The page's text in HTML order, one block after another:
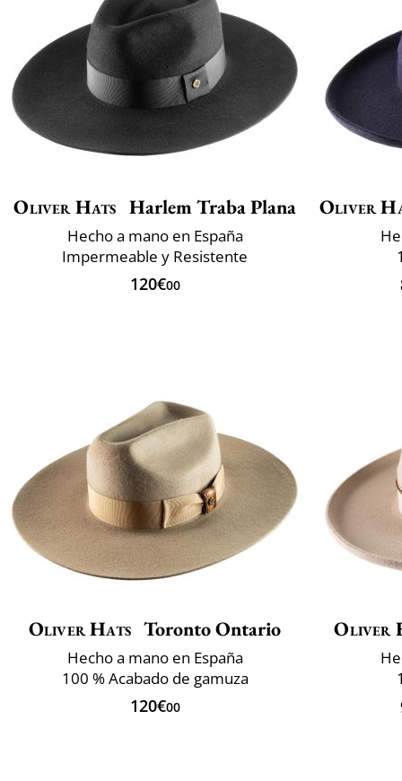
Oliver Hats Harlem Traba Plana
Hecho a mano en España
Impermeable y Resistente
120€00
Oliver
Oliver Hats Toronto Ontario
Hecho a mano en España
100 % Acabado de gamuza
120€00
Oliver